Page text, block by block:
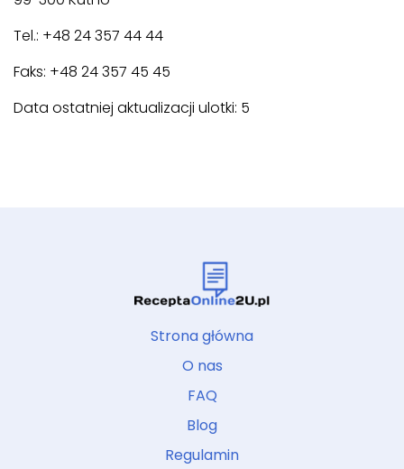
Tel.: +48 24 357 44 44
Faks: +48 24 357 45 45
Data ostatniej aktualizacji ulotki: 5
Strona główna
O nas
FAQ
Blog
Regulamin